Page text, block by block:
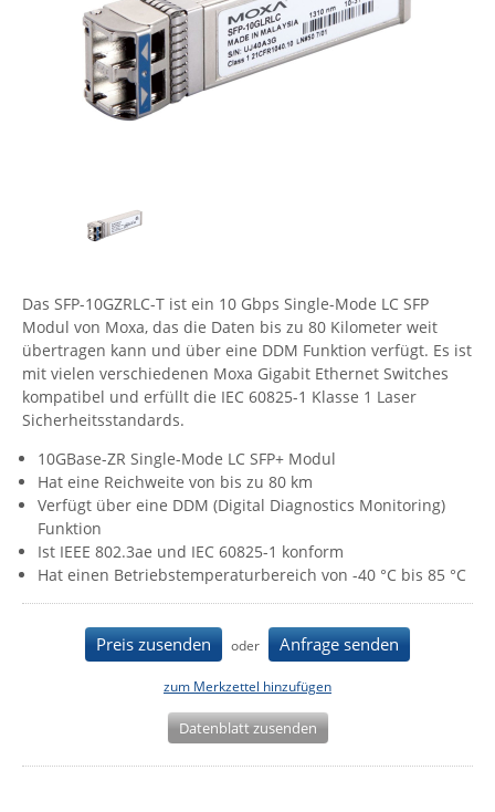
Energiemessung
Energieverteilung
IP, WLAN & GSM Sensorik
Datenlogger
IoT - Internet of Things
Remote I/O
IPC, Industrielle Netzwerktechnik & WLAN
Industrielle Netzwerktechnik / Kommunikation
Industrielle Computer
IT Netzwerktechnik / Kommunikation
Comet System
CompleTech
Contemporary Controls
Enginko - mcf88
Gefen
Gude
Guntermann & Drunck
High Sec Labs
HW group
Icron
IEC Lock
Ihse
Kramer Electronics
KVM TEC
Milesight
Das SFP-10GZRLC-T ist ein 10 Gbps Single-Mode LC SFP
Modul von Moxa, das die Daten bis zu 80 Kilometer weit
übertragen kann und über eine DDM Funktion verfügt. Es ist
mit vielen verschiedenen Moxa Gigabit Ethernet Switches
kompatibel und erfüllt die IEC 60825-1 Klasse 1 Laser
Sicherheitsstandards.
10GBase-ZR Single-Mode LC SFP+ Modul
Hat eine Reichweite von bis zu 80 km
Verfügt über eine DDM (Digital Diagnostics Monitoring)
Funktion
Ist IEEE 802.3ae und IEC 60825-1 konform
Hat einen Betriebstemperaturbereich von -40 °C bis 85 °C
Preis zusenden oder Anfrage senden
zum Merkzettel hinzufügen
Datenblatt zusenden